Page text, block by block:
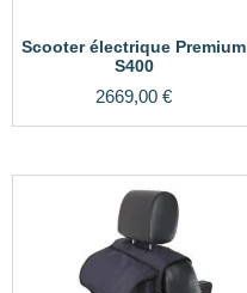
Scooter électrique Premium
S400
2669,00 €